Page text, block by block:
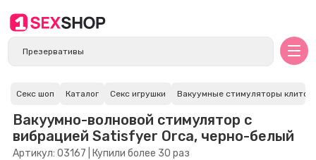
Секс шоп Каталог Секс игрушки Вакуумные стимуляторы
Вакуумно-волновой стимулятор с
вибрацией Satisfyer Orca, черно-белый
Артикул: 03167 | Купили более 30 раз